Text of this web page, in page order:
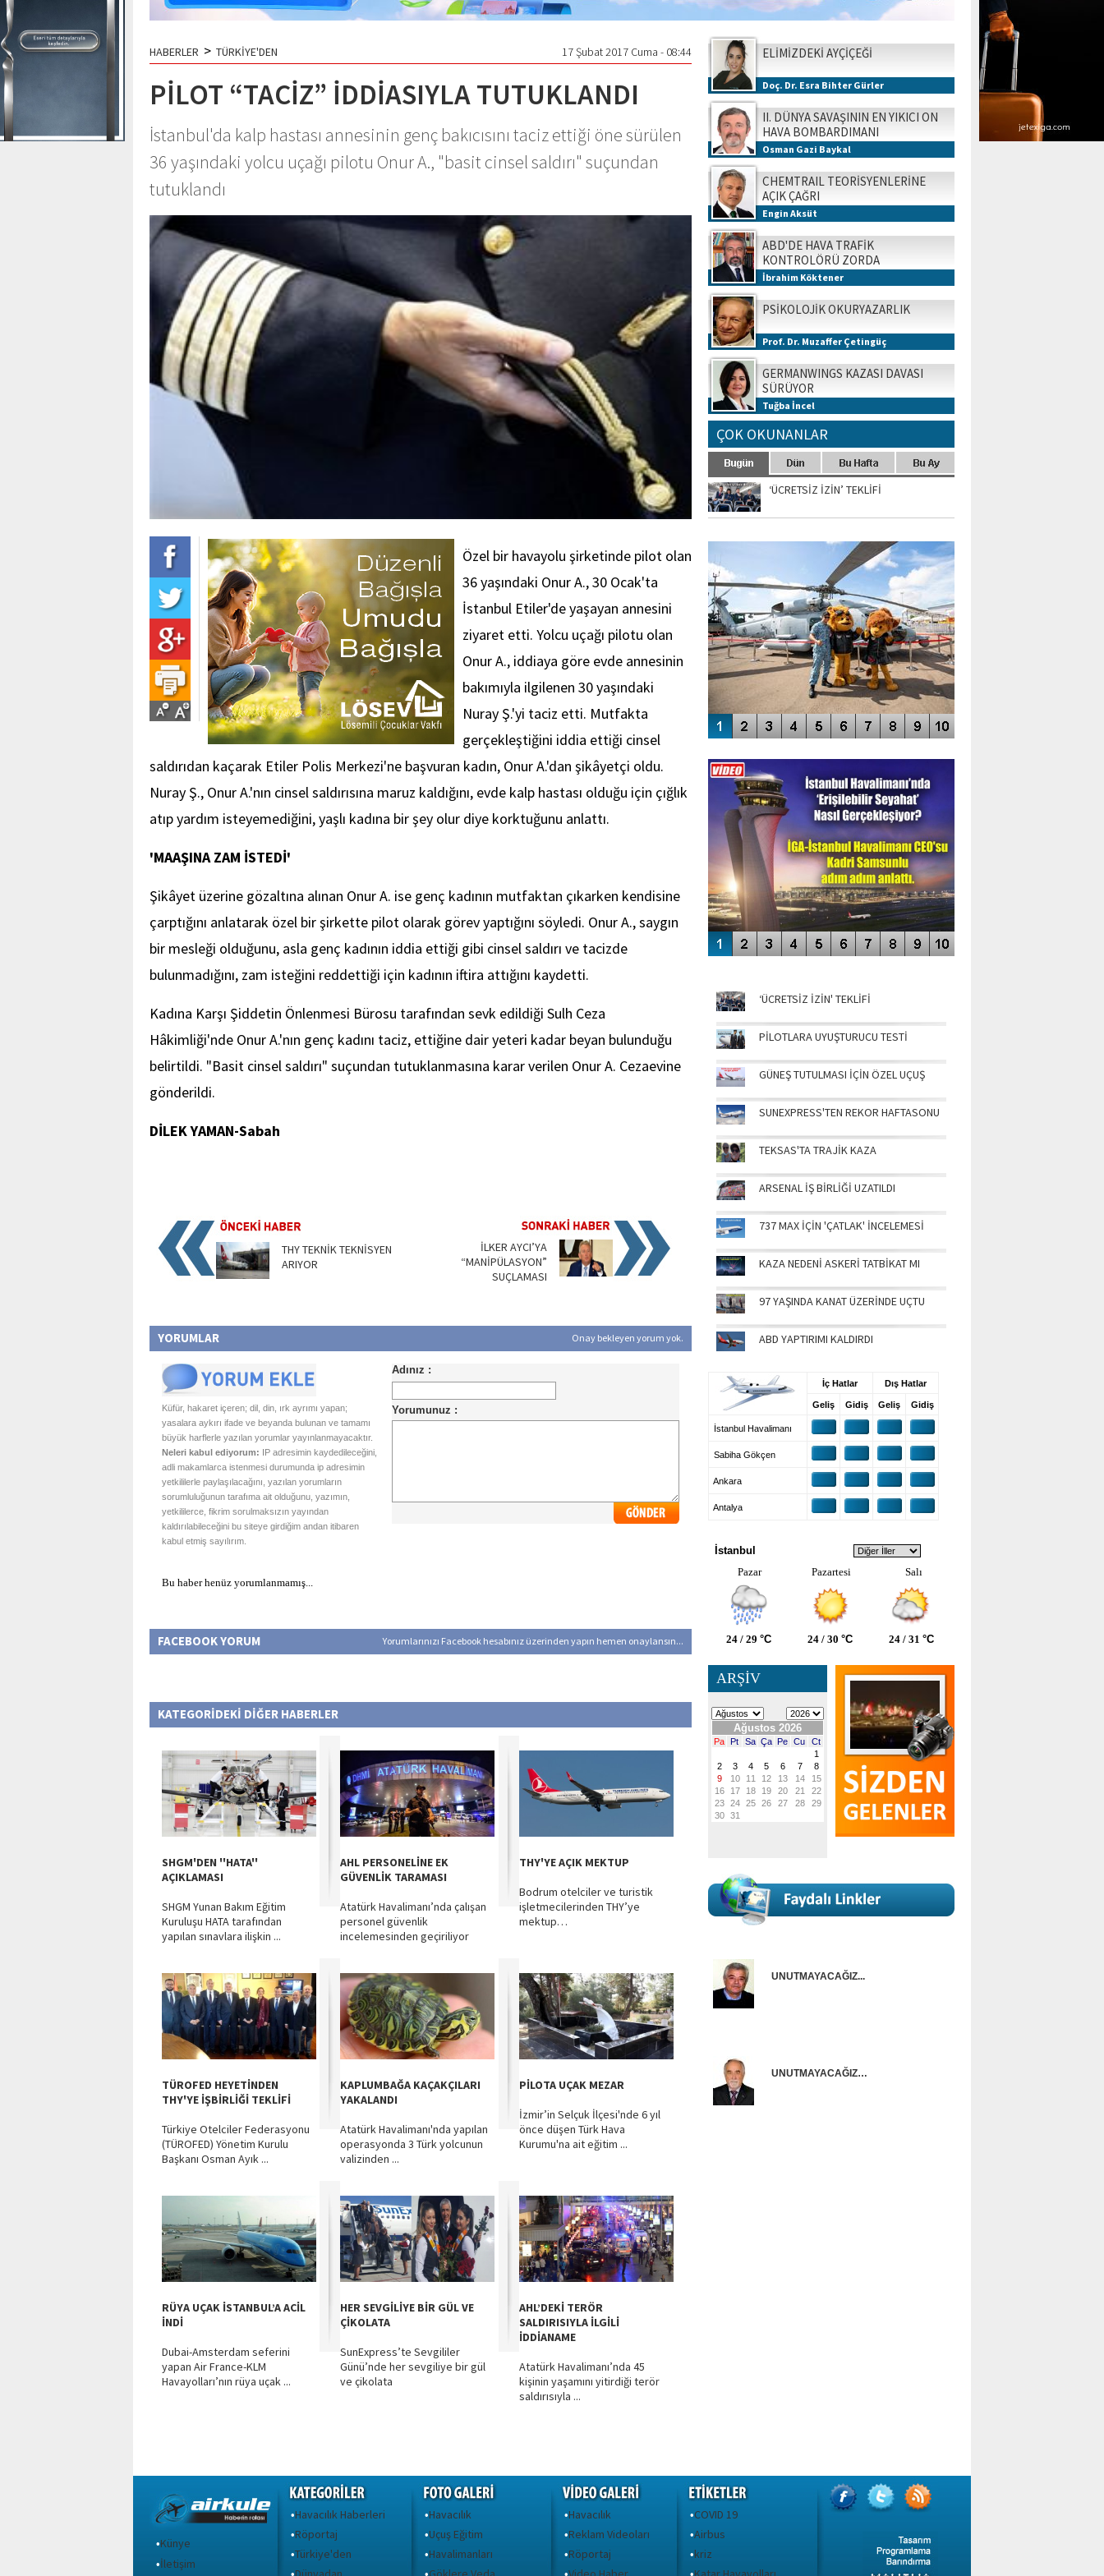
HABERLER > TÜRKİYE'DEN 17 Şubat 2017 Cuma - 08:44
PİLOT “TACİZ” İDDİASIYLA TUTUKLANDI
İstanbul'da kalp hastası annesinin genç bakıcısını taciz ettiği öne sürülen
36 yaşındaki yolcu uçağı pilotu Onur A., "basit cinsel saldırı" suçundan
tutuklandı
Özel bir havayolu şirketinde pilot olan
36 yaşındaki Onur A., 30 Ocak'ta
İstanbul Etiler'de yaşayan annesini
ziyaret etti. Yolcu uçağı pilotu olan
Onur A., iddiaya göre evde annesinin
bakımıyla ilgilenen 30 yaşındaki
Nuray Ş.'yi taciz etti. Mutfakta
gerçekleştiğini iddia ettiği cinsel
saldırıdan kaçarak Etiler Polis Merkezi'ne başvuran kadın, Onur A.'dan şikâyetçi oldu.
Nuray Ş., Onur A.'nın cinsel saldırısına maruz kaldığını, evde kalp hastası olduğu için çığlık
atıp yardım isteyemediğini, yaşlı kadına bir şey olur diye korktuğunu anlattı.
'MAAŞINA ZAM İSTEDİ'
Şikâyet üzerine gözaltına alınan Onur A. ise genç kadının mutfaktan çıkarken kendisine
çarptığını anlatarak özel bir şirkette pilot olarak görev yaptığını söyledi. Onur A., saygın
bir mesleği olduğunu, asla genç kadının iddia ettiği gibi cinsel saldırı ve tacizde
bulunmadığını, zam isteğini reddettiği için kadının iftira attığını kaydetti.
Kadına Karşı Şiddetin Önlenmesi Bürosu tarafından sevk edildiği Sulh Ceza
Hâkimliği'nde Onur A.'nın genç kadını taciz, ettiğine dair yeteri kadar beyan bulunduğu
belirtildi. "Basit cinsel saldırı" suçundan tutuklanmasına karar verilen Onur A. Cezaevine
gönderildi.
DİLEK YAMAN-Sabah
THY TEKNİK TEKNİSYEN
ARIYOR
İLKER AYCI’YA
“MANİPÜLASYON”
SUÇLAMASI
YORUMLAR Onay bekleyen yorum yok.
Küfür, hakaret içeren; dil, din, ırk ayrımı yapan;
yasalara aykırı ifade ve beyanda bulunan ve tamamı
büyük harflerle yazılan yorumlar yayınlanmayacaktır.
Neleri kabul ediyorum: IP adresimin kaydedileceğini,
adli makamlarca istenmesi durumunda ip adresimin
yetkililerle paylaşılacağını, yazılan yorumların
sorumluluğunun tarafıma ait olduğunu, yazımın,
yetkililerce, fikrim sorulmaksızın yayından
kaldırılabileceğini bu siteye girdiğim andan itibaren
kabul etmiş sayılırım.
Bu haber henüz yorumlanmamış...
FACEBOOK YORUM Yorumlarınızı Facebook hesabınız üzerinden yapın hemen onaylansın...
KATEGORİDEKİ DİĞER HABERLER
SHGM'DEN ''HATA''
AÇIKLAMASI
SHGM Yunan Bakım Eğitim
Kuruluşu HATA tarafından
yapılan sınavlara ilişkin ...
AHL PERSONELİNE EK
GÜVENLİK TARAMASI
Atatürk Havalimanı’nda çalışan
personel güvenlik
incelemesinden geçiriliyor
THY'YE AÇIK MEKTUP
Bodrum otelciler ve turistik
işletmecilerinden THY’ye
mektup…
TÜROFED HEYETİNDEN
THY'YE İŞBİRLİĞİ TEKLİFİ
Türkiye Otelciler Federasyonu
(TÜROFED) Yönetim Kurulu
Başkanı Osman Ayık ...
KAPLUMBAĞA KAÇAKÇILARI
YAKALANDI
Atatürk Havalimanı'nda yapılan
operasyonda 3 Türk yolcunun
valizinden ...
PİLOTA UÇAK MEZAR
İzmir’in Selçuk İlçesi'nde 6 yıl
önce düşen Türk Hava
Kurumu'na ait eğitim ...
RÜYA UÇAK İSTANBUL’A ACİL
İNDİ
Dubai-Amsterdam seferini
yapan Air France-KLM
Havayolları’nın rüya uçak ...
HER SEVGİLİYE BİR GÜL VE
ÇİKOLATA
SunExpress’te Sevgililer
Günü’nde her sevgiliye bir gül
ve çikolata
AHL’DEKİ TERÖR
SALDIRISIYLA İLGİLİ
İDDİANAME
Atatürk Havalimanı’nda 45
kişinin yaşamını yitirdiği terör
saldırısıyla ...
ELİMİZDEKİ AYÇİÇEĞİ
Doç. Dr. Esra Bihter Gürler
II. DÜNYA SAVAŞININ EN YIKICI ON
HAVA BOMBARDIMANI
Osman Gazi Baykal
CHEMTRAIL TEORİSYENLERİNE
AÇIK ÇAĞRI
Engin Aksüt
ABD'DE HAVA TRAFİK
KONTROLÖRÜ ZORDA
İbrahim Köktener
PSİKOLOJİK OKURYAZARLIK
Prof. Dr. Muzaffer Çetingüç
GERMANWINGS KAZASI DAVASI
SÜRÜYOR
Tuğba İncel
ÇOK OKUNANLAR
‘ÜCRETSİZ İZİN’ TEKLİFİ
SİNGAPUR AIRSHOW-2020
ENGELLERİN AŞILDIĞI HAVALİMANI
‘ÜCRETSİZ İZİN' TEKLİFİ
PİLOTLARA UYUŞTURUCU TESTİ
GÜNEŞ TUTULMASI İÇİN ÖZEL UÇUŞ
SUNEXPRESS'TEN REKOR HAFTASONU
TEKSAS'TA TRAJİK KAZA
ARSENAL İŞ BİRLİĞİ UZATILDI
737 MAX İÇİN 'ÇATLAK' İNCELEMESİ
KAZA NEDENİ ASKERİ TATBİKAT MI
97 YAŞINDA KANAT ÜZERİNDE UÇTU
ABD YAPTIRIMI KALDIRDI
İç Hatlar Dış Hatlar
Geliş Gidiş Geliş Gidiş
İstanbul Havalimanı
Sabiha Gökçen
Ankara
Antalya
İstanbul
Pazar
Pazartesi Salı
24 / 29 °C 24 / 30 °C 24 / 31 °C
ARŞİV
UNUTMAYACAĞIZ...
UNUTMAYACAĞIZ…
•Künye
•İletişim
•Havacılık Haberleri
•Röportaj
•Türkiye'den
•Havacılık
•Uçuş Eğitim
•Havalimanları
•Havacılık
•Reklam Videoları
•Röportaj
•COVID 19
•Airbus
•kriz